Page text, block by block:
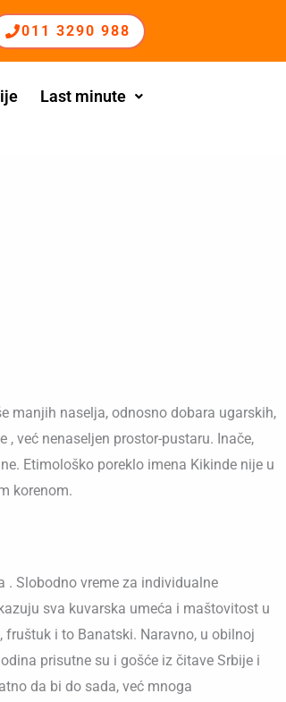
011 3290 988
Last minute
manjih naselja, odnosno dobara ugarskih,
već nenaseljen prostor-pustaru. Inače,
Etimološko poreklo imena Kikinde nije u
korenom.
. Slobodno vreme za individualne
sva kuvarska umeća i maštovitost u
i to Banatski. Naravno, u obilnoj
prisutne su i gošće iz čitave Srbije i
da bi do sada, već mnoga